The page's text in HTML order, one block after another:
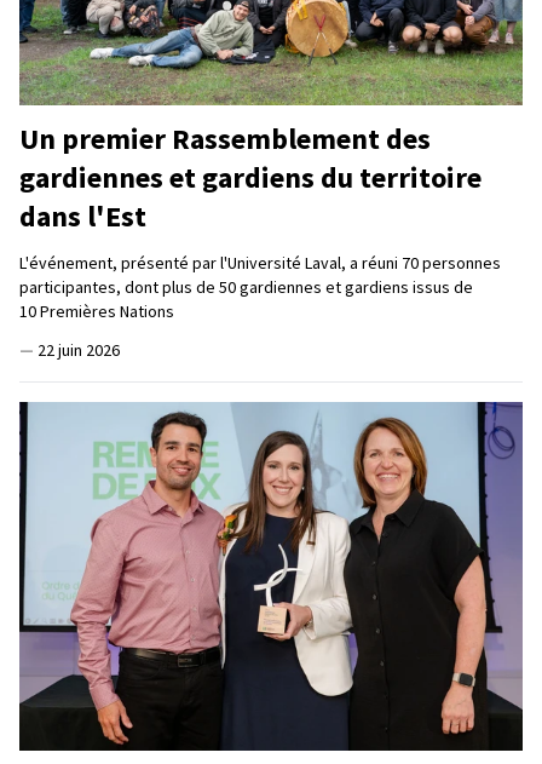
Un premier Rassemblement des
gardiennes et gardiens du territoire
dans l'Est
L'événement, présenté par l'Université Laval, a réuni 70 personnes
participantes, dont plus de 50 gardiennes et gardiens issus de
10 Premières Nations
— 22 juin 2026